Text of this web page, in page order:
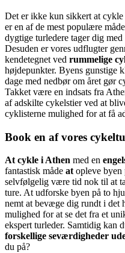
Det er ikke kun sikkert at
er en af de mest populære
dygtige turledere tager dig
Desuden er vores udflugter
kendetegnet ved rummelige
højdepunkter. Byens gunstige
dage med nedbør om året gør
Takket være en indsats fra
af adskilte cykelstier ved at
cyklisterne mulighed for at få
Book en af vores
At cykle i Athen med en
fantastisk måde at opleve byen
selvfølgelig være tid nok til at
ture. At udforske byen på to
nemt at bevæge dig rundt i det
mulighed for at se det fra et
ekspert turleder. Samtidig kan
forskellige seværdigheder
du på?